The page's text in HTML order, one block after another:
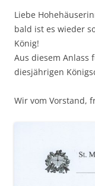
Liebe
bald ist es wieder
König!
Aus diesem Anlass
diesjährigen
Wir vom Vorstand,